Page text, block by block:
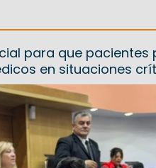
para que pacientes
en situaciones